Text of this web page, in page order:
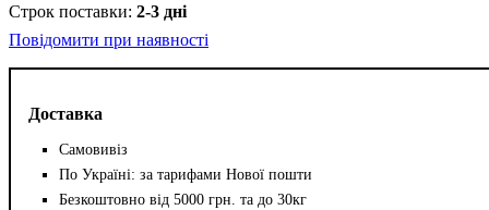
Доставка
Самовивіз
По Україні: за тарифами Нової пошти
Безкоштовно від 5000 грн. та до 30кг
2-3 дні
Повідомити при наявності